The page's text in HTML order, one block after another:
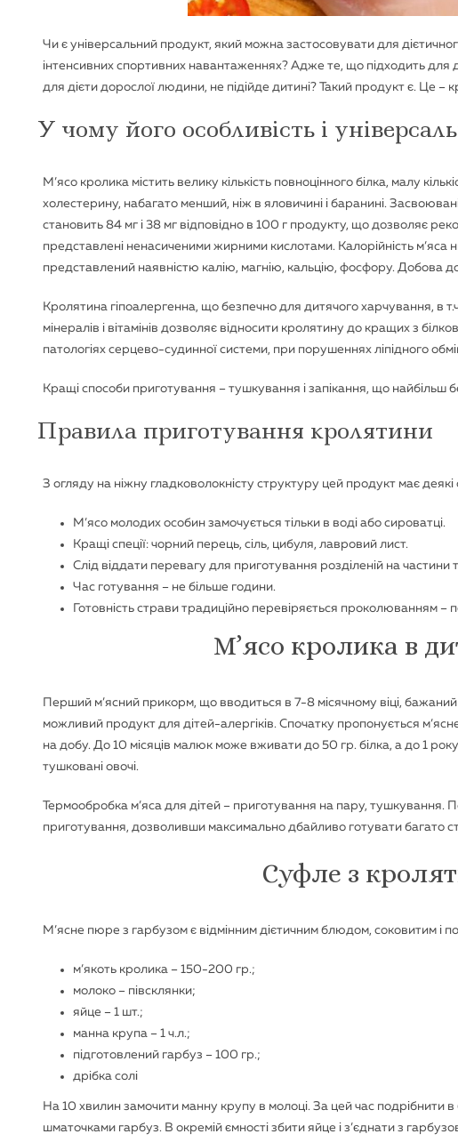
Чи є універсальний продукт, який можна застосовувати для
інтенсивних спортивних навантаженнях? Адже те, що підходить
для дієти дорослої людини, не підійде дитині? Такий продукт є. Це –
У чому його особливість і
М’ясо кролика містить велику кількість повноцінного білка, малу
холестерину, набагато менший, ніж в яловичині і баранині.
становить 84 мг і 38 мг відповідно в 100 г продукту, що дозволяє
представлені ненасиченими жирними кислотами. Калорійність м’яса
представлений наявністю калію, магнію, кальцію, фосфору. Добова
Кролятина гіпоалергенна, що безпечно для дитячого харчування, в
мінералів і вітамінів дозволяє відносити кролятину до кращих з
патологіях серцево-судинної системи, при порушеннях ліпідного
Кращі способи приготування – тушкування і запікання, що найбільш
Правила приготування кролятини
З огляду на ніжну гладковолокністу структуру цей продукт має деякі
М’ясо молодих особин замочується тільки в воді або сироватці.
Кращі спеції: чорний перець, сіль, цибуля, лавровий лист.
Слід віддати перевагу для приготування розділеній на частини
Час готування – не більше години.
Готовність страви традиційно перевіряється проколюванням –
М’ясо кролика в
Перший м’ясний прикорм, що вводиться в 7-8 місячному віці,
можливий продукт для дітей-алергіків. Спочатку пропонується
на добу. До 10 місяців малюк може вживати до 50 гр. білка, а до 1
тушковані овочі.
Термообробка м’яса для дітей – приготування на пару, тушкування.
приготування, дозволивши максимально дбайливо готувати багато
Суфле з
М’ясне пюре з гарбузом є відмінним дієтичним блюдом, соковитим і
м’якоть кролика – 150-200 гр.;
молоко – півсклянки;
яйце – 1 шт.;
манна крупа – 1 ч.л.;
підготовлений ​​гарбуз – 100 гр.;
дрібка солі
На 10 хвилин замочити манну крупу в молоці. За цей час подрібнити
шматочками гарбуз. В окремій ємності збити яйце і з’єднати з